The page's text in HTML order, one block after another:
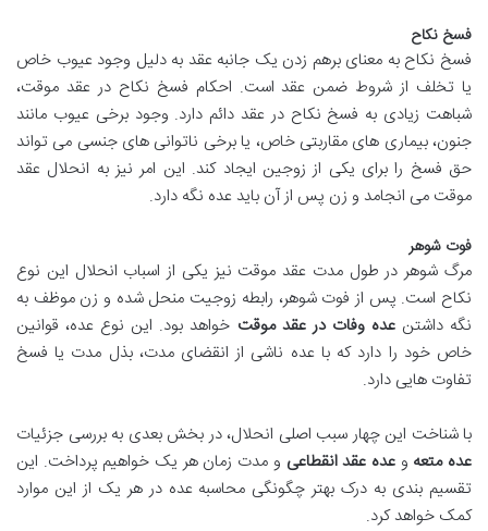
فسخ نکاح
فسخ نکاح به معنای برهم زدن یک جانبه عقد به دلیل وجود عیوب خاص
یا تخلف از شروط ضمن عقد است. احکام فسخ نکاح در عقد موقت،
شباهت زیادی به فسخ نکاح در عقد دائم دارد. وجود برخی عیوب مانند
جنون، بیماری های مقاربتی خاص، یا برخی ناتوانی های جنسی می تواند
حق فسخ را برای یکی از زوجین ایجاد کند. این امر نیز به انحلال عقد
موقت می انجامد و زن پس از آن باید عده نگه دارد.
فوت شوهر
مرگ شوهر در طول مدت عقد موقت نیز یکی از اسباب انحلال این نوع
نکاح است. پس از فوت شوهر، رابطه زوجیت منحل شده و زن موظف به
نگه داشتنعده وفات در عقد موقت خواهد بود. این نوع عده، قوانین
خاص خود را دارد که با عده ناشی از انقضای مدت، بذل مدت یا فسخ
تفاوت هایی دارد.
با شناخت این چهار سبب اصلی انحلال، در بخش بعدی به بررسی جزئیات
عده متعه وعده عقد انقطاعی و مدت زمان هر یک خواهیم پرداخت. این
تقسیم بندی به درک بهتر چگونگی محاسبه عده در هر یک از این موارد
کمک خواهد کرد.